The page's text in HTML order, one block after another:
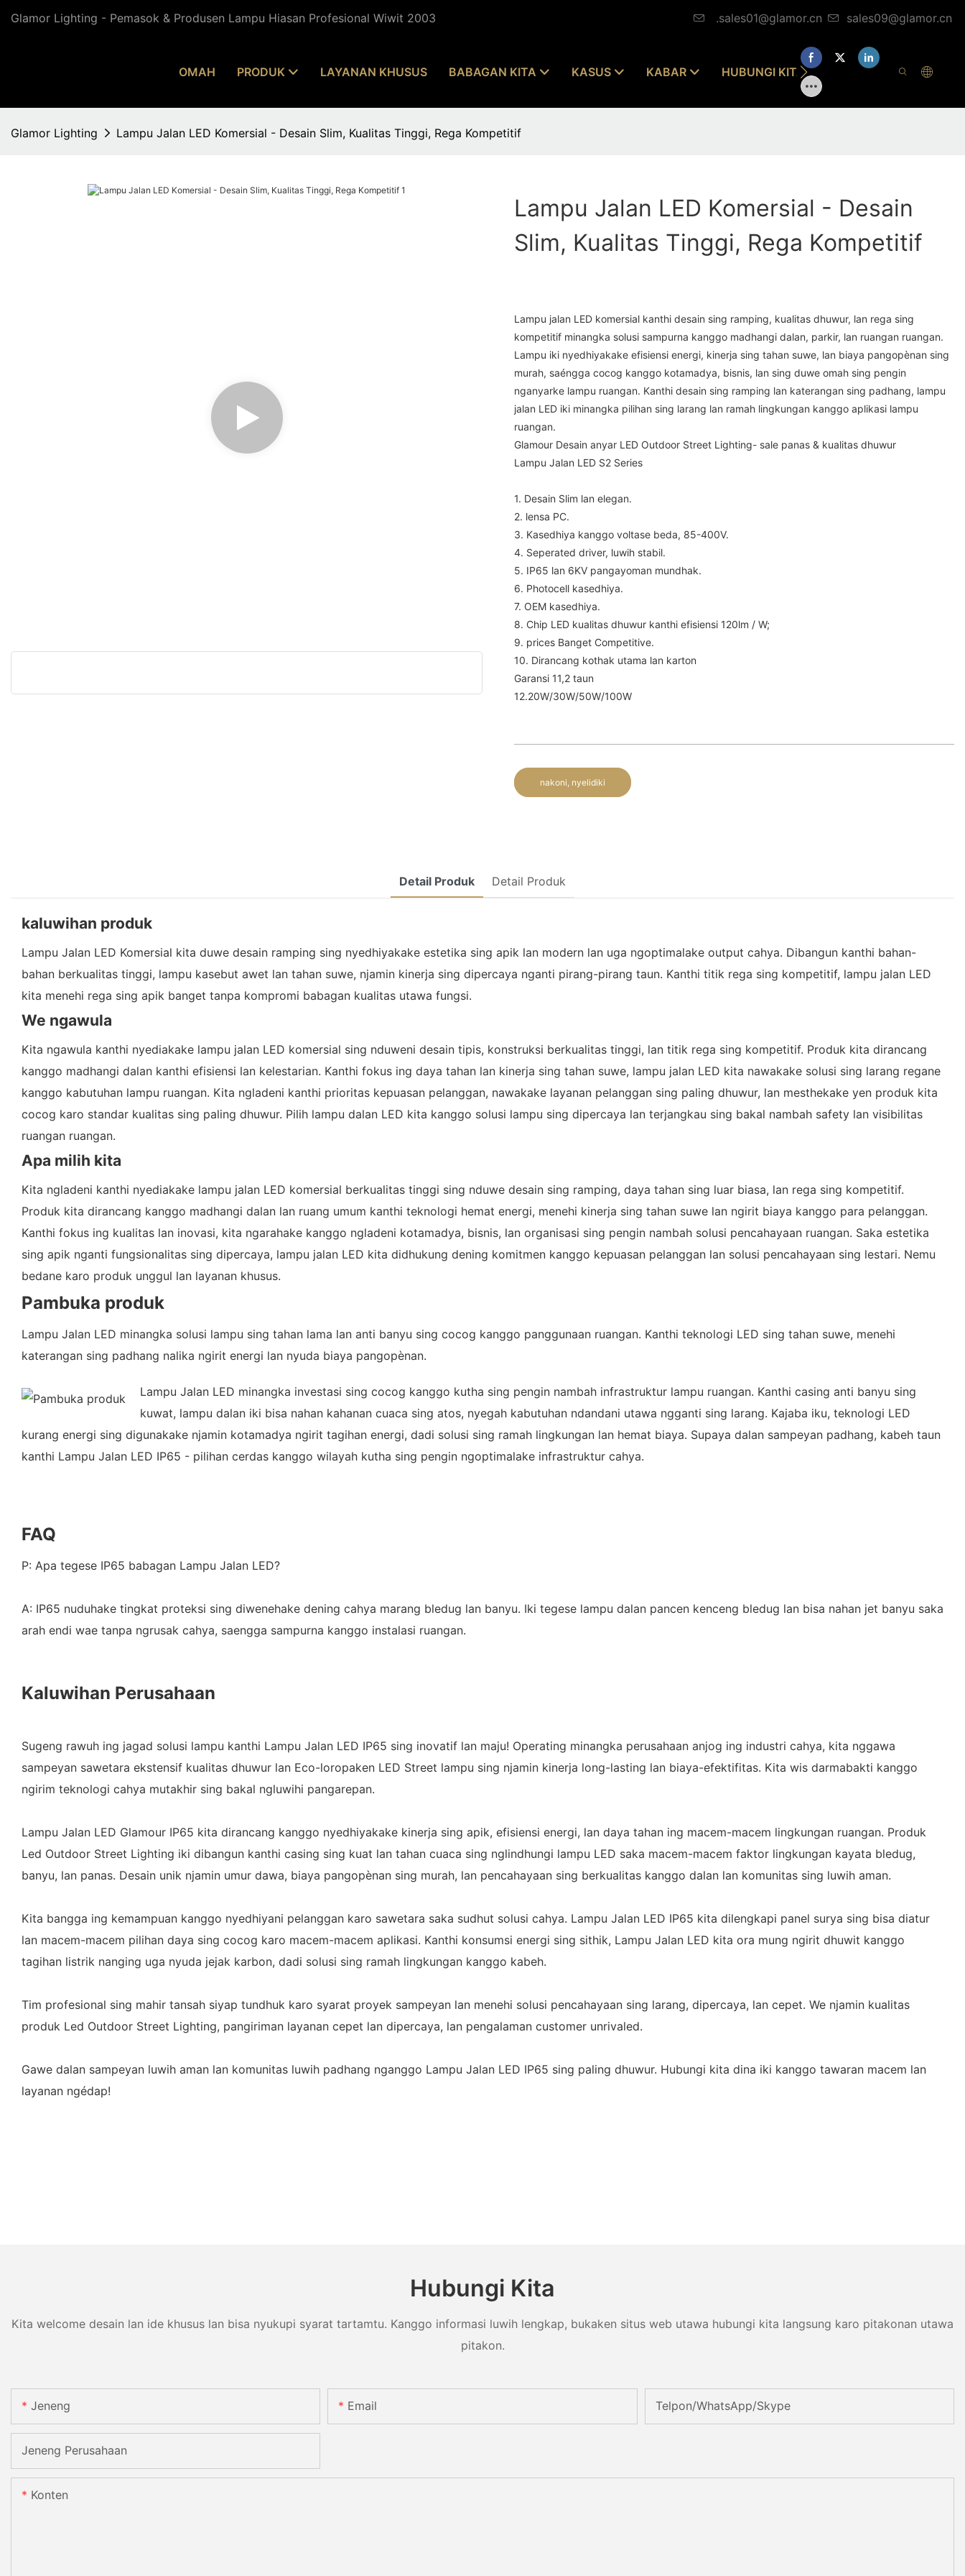
Glamor Lighting - Pemasok & Produsen Lampu Hiasan Profesional Wiwit 2003 .sales01@glamor.cn sales09@glamor.cn
OMAH PRODUK LAYANAN KHUSUS BABAGAN KITA KASUS KABAR HUBUNGI KITA
Glamor Lighting Lampu Jalan LED Komersial - Desain Slim, Kualitas Tinggi, Rega Kompetitif
Lampu Jalan LED Komersial - Desain
Slim, Kualitas Tinggi, Rega Kompetitif
Lampu jalan LED komersial kanthi desain sing ramping, kualitas dhuwur, lan rega sing
kompetitif minangka solusi sampurna kanggo madhangi dalan, parkir, lan ruangan ruangan.
Lampu iki nyedhiyakake efisiensi energi, kinerja sing tahan suwe, lan biaya pangopènan sing
murah, saéngga cocog kanggo kotamadya, bisnis, lan sing duwe omah sing pengin
nganyarke lampu ruangan. Kanthi desain sing ramping lan katerangan sing padhang, lampu
jalan LED iki minangka pilihan sing larang lan ramah lingkungan kanggo aplikasi lampu
ruangan.
Glamour Desain anyar LED Outdoor Street Lighting- sale panas & kualitas dhuwur
Lampu Jalan LED S2 Series
1. Desain Slim lan elegan.
2. lensa PC.
3. Kasedhiya kanggo voltase beda, 85-400V.
4. Seperated driver, luwih stabil.
5. IP65 lan 6KV pangayoman mundhak.
6. Photocell kasedhiya.
7. OEM kasedhiya.
8. Chip LED kualitas dhuwur kanthi efisiensi 120lm / W;
9. prices Banget Competitive.
10. Dirancang kothak utama lan karton
Garansi 11,2 taun
12.20W/30W/50W/100W
nakoni, nyelidiki
Detail Produk Detail Produk
kaluwihan produk
Lampu Jalan LED Komersial kita duwe desain ramping sing nyedhiyakake estetika sing apik lan modern lan uga ngoptimalake output cahya. Dibangun kanthi bahan-
bahan berkualitas tinggi, lampu kasebut awet lan tahan suwe, njamin kinerja sing dipercaya nganti pirang-pirang taun. Kanthi titik rega sing kompetitif, lampu jalan LED
kita menehi rega sing apik banget tanpa kompromi babagan kualitas utawa fungsi.
We ngawula
Kita ngawula kanthi nyediakake lampu jalan LED komersial sing nduweni desain tipis, konstruksi berkualitas tinggi, lan titik rega sing kompetitif. Produk kita dirancang
kanggo madhangi dalan kanthi efisiensi lan kelestarian. Kanthi fokus ing daya tahan lan kinerja sing tahan suwe, lampu jalan LED kita nawakake solusi sing larang regane
kanggo kabutuhan lampu ruangan. Kita ngladeni kanthi prioritas kepuasan pelanggan, nawakake layanan pelanggan sing paling dhuwur, lan mesthekake yen produk kita
cocog karo standar kualitas sing paling dhuwur. Pilih lampu dalan LED kita kanggo solusi lampu sing dipercaya lan terjangkau sing bakal nambah safety lan visibilitas
ruangan ruangan.
Apa milih kita
Kita ngladeni kanthi nyediakake lampu jalan LED komersial berkualitas tinggi sing nduwe desain sing ramping, daya tahan sing luar biasa, lan rega sing kompetitif.
Produk kita dirancang kanggo madhangi dalan lan ruang umum kanthi teknologi hemat energi, menehi kinerja sing tahan suwe lan ngirit biaya kanggo para pelanggan.
Kanthi fokus ing kualitas lan inovasi, kita ngarahake kanggo ngladeni kotamadya, bisnis, lan organisasi sing pengin nambah solusi pencahayaan ruangan. Saka estetika
sing apik nganti fungsionalitas sing dipercaya, lampu jalan LED kita didhukung dening komitmen kanggo kepuasan pelanggan lan solusi pencahayaan sing lestari. Nemu
bedane karo produk unggul lan layanan khusus.
Pambuka produk
Lampu Jalan LED minangka solusi lampu sing tahan lama lan anti banyu sing cocog kanggo panggunaan ruangan. Kanthi teknologi LED sing tahan suwe, menehi
katerangan sing padhang nalika ngirit energi lan nyuda biaya pangopènan.
Lampu Jalan LED minangka investasi sing cocog kanggo kutha sing pengin nambah infrastruktur lampu ruangan. Kanthi casing anti banyu sing
kuwat, lampu dalan iki bisa nahan kahanan cuaca sing atos, nyegah kabutuhan ndandani utawa ngganti sing larang. Kajaba iku, teknologi LED
kurang energi sing digunakake njamin kotamadya ngirit tagihan energi, dadi solusi sing ramah lingkungan lan hemat biaya. Supaya dalan sampeyan padhang, kabeh taun
kanthi Lampu Jalan LED IP65 - pilihan cerdas kanggo wilayah kutha sing pengin ngoptimalake infrastruktur cahya.
FAQ
P: Apa tegese IP65 babagan Lampu Jalan LED?
A: IP65 nuduhake tingkat proteksi sing diwenehake dening cahya marang bledug lan banyu. Iki tegese lampu dalan pancen kenceng bledug lan bisa nahan jet banyu saka
arah endi wae tanpa ngrusak cahya, saengga sampurna kanggo instalasi ruangan.
Kaluwihan Perusahaan
Sugeng rawuh ing jagad solusi lampu kanthi Lampu Jalan LED IP65 sing inovatif lan maju! Operating minangka perusahaan anjog ing industri cahya, kita nggawa
sampeyan sawetara ekstensif kualitas dhuwur lan Eco-loropaken LED Street lampu sing njamin kinerja long-lasting lan biaya-efektifitas. Kita wis darmabakti kanggo
ngirim teknologi cahya mutakhir sing bakal ngluwihi pangarepan.
Lampu Jalan LED Glamour IP65 kita dirancang kanggo nyedhiyakake kinerja sing apik, efisiensi energi, lan daya tahan ing macem-macem lingkungan ruangan. Produk
Led Outdoor Street Lighting iki dibangun kanthi casing sing kuat lan tahan cuaca sing nglindhungi lampu LED saka macem-macem faktor lingkungan kayata bledug,
banyu, lan panas. Desain unik njamin umur dawa, biaya pangopènan sing murah, lan pencahayaan sing berkualitas kanggo dalan lan komunitas sing luwih aman.
Kita bangga ing kemampuan kanggo nyedhiyani pelanggan karo sawetara saka sudhut solusi cahya. Lampu Jalan LED IP65 kita dilengkapi panel surya sing bisa diatur
lan macem-macem pilihan daya sing cocog karo macem-macem aplikasi. Kanthi konsumsi energi sing sithik, Lampu Jalan LED kita ora mung ngirit dhuwit kanggo
tagihan listrik nanging uga nyuda jejak karbon, dadi solusi sing ramah lingkungan kanggo kabeh.
Tim profesional sing mahir tansah siyap tundhuk karo syarat proyek sampeyan lan menehi solusi pencahayaan sing larang, dipercaya, lan cepet. We njamin kualitas
produk Led Outdoor Street Lighting, pangiriman layanan cepet lan dipercaya, lan pengalaman customer unrivaled.
Gawe dalan sampeyan luwih aman lan komunitas luwih padhang nganggo Lampu Jalan LED IP65 sing paling dhuwur. Hubungi kita dina iki kanggo tawaran macem lan
layanan ngédap!
Hubungi Kita
Kita welcome desain lan ide khusus lan bisa nyukupi syarat tartamtu. Kanggo informasi luwih lengkap, bukaken situs web utawa hubungi kita langsung karo pitakonan utawa
pitakon.
Jeneng Email Telpon/WhatsApp/Skype
Jeneng Perusahaan
Konten